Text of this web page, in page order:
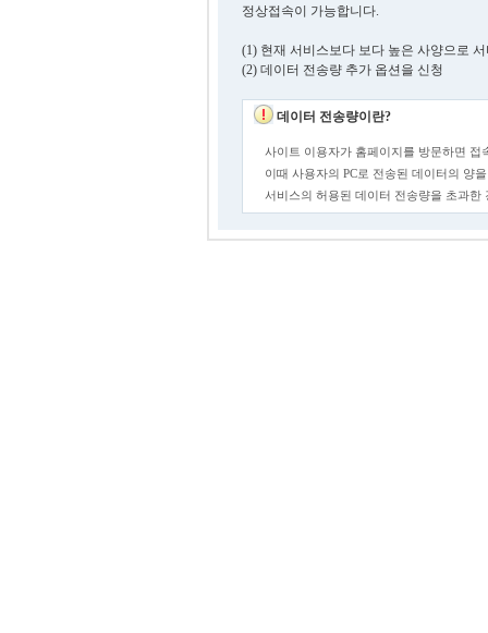
정상접속이 가능합니다.
(1) 현재 서비스보다 보다 높은 사양으로
(2) 데이터 전송량 추가 옵션을 신청
데이터 전송량이란?
사이트 이용자가 홈페이지를 방문하면 접
이때 사용자의 PC로 전송된 데이터의 양
서비스의 허용된 데이터 전송량을 초과